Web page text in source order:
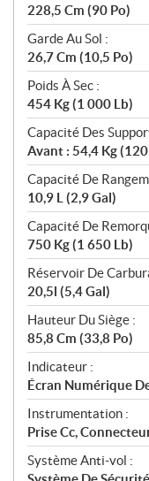
228,5 Cm (90 Po)
Garde Au Sol :
26,7 Cm (10,5 Po)
Poids À Sec :
454 Kg (1 000 Lb)
Capacité Des
Avant : 54,4 Kg
Capacité De
10,9 L (2,9 Gal)
Capacité De
750 Kg (1 650 Lb)
Réservoir De
20,5l (5,4 Gal)
Hauteur Du Siège :
85,8 Cm (33,8 Po)
Indicateur :
Écran Numérique
Instrumentation :
Prise Cc,
Système Anti-vol :